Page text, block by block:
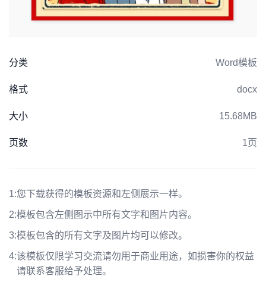
分类 Word模板
格式 docx
大小 15.68MB
页数 1页
1:您下载获得的模板资源和左侧展示一样。
2:模板包含左侧图示中所有文字和图片内容。
3:模板包含的所有文字及图片均可以修改。
4:该模板仅限学习交流请勿用于商业用途，如损害你的权益
请联系客服给予处理。